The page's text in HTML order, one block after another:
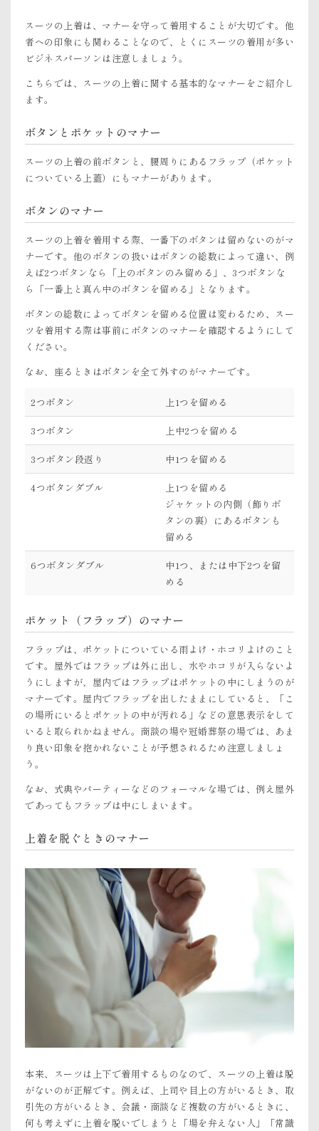
スーツの上着は、マナーを守って着用することが大切です。他
者への印象にも関わることなので、とくにスーツの着用が多い
ビジネスパーソンは注意しましょう。
こちらでは、スーツの上着に関する基本的なマナーをご紹介し
ます。
ボタンとポケットのマナー
スーツの上着の前ボタンと、腰周りにあるフラップ（ポケット
についている上蓋）にもマナーがあります。
ボタンのマナー
スーツの上着を着用する際、一番下のボタンは留めないのがマ
ナーです。他のボタンの扱いはボタンの総数によって違い、例
えば2つボタンなら「上のボタンのみ留める」、3つボタンな
ら「一番上と真ん中のボタンを留める」となります。
ボタンの総数によってボタンを留める位置は変わるため、スー
ツを着用する際は事前にボタンのマナーを確認するようにして
ください。
なお、座るときはボタンを全て外すのがマナーです。
2つボタン 上1つを留める
3つボタン 上中2つを留める
3つボタン段返り 中1つを留める
4つボタンダブル
上1つを留める
ジャケットの内側（飾りボ
タンの裏）にあるボタンも
留める
6つボタンダブル
中1つ、または中下2つを留
める
ポケット（フラップ）のマナー
フラップは、ポケットについている雨よけ・ホコリよけのこと
です。屋外ではフラップは外に出し、水やホコリが入らないよ
うにしますが、屋内ではフラップはポケットの中にしまうのが
マナーです。屋内でフラップを出したままにしていると、「こ
の場所にいるとポケットの中が汚れる」などの意思表示をして
いると取られかねません。商談の場や冠婚葬祭の場では、あま
り良い印象を抱かれないことが予想されるため注意しましょ
う。
なお、式典やパーティーなどのフォーマルな場では、例え屋外
であってもフラップは中にしまいます。
上着を脱ぐときのマナー
本来、スーツは上下で着用するものなので、スーツの上着は脱
がないのが正解です。例えば、上司や目上の方がいるとき、取
引先の方がいるとき、会議・商談など複数の方がいるときに、
何も考えずに上着を脱いでしまうと「場を弁えない人」「常識